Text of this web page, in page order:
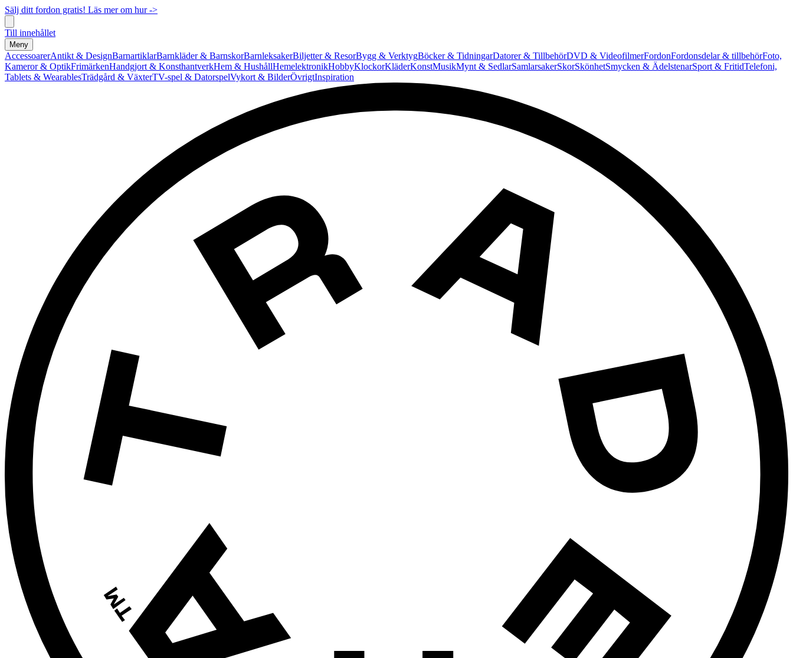
Sälj ditt fordon gratis! Läs mer om hur ->
Till innehållet
Meny
AccessoarerAntikt & DesignBarnartiklarBarnkläder & BarnskorBarnleksakerBiljetter & ResorBygg & VerktygBöcker & TidningarDatorer & TillbehörDVD & VideofilmerFordonFordonsdelar & tillbehörFoto,
Kameror & OptikFrimärkenHandgjort & KonsthantverkHem & HushållHemelektronikHobbyKlockorKläderKonstMusikMynt & SedlarSamlarsakerSkorSkönhetSmycken & ÄdelstenarSport & FritidTelefoni,
Tablets & WearablesTrädgård & VäxterTV-spel & DatorspelVykort & BilderÖvrigtInspiration